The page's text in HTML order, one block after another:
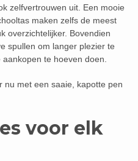
zelfvertrouwen uit. Een mooie
maken zelfs de meest
overzichtelijker. Bovendien
spullen om langer plezier te
te hoeven doen.
nu met een saaie, kapotte pen
voor elk